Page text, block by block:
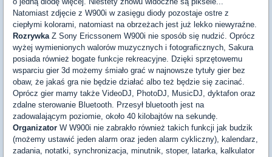
Natomiast zdjęcie z W900i w zasięgu diody pozostaje ostre z
ciepłymi kolorami, natomiast na obrzeżach jest już lekko niewyraźne.
RozrywkaZ Sony Ericssonem W900i nie sposób się nudzić. Oprócz
wyżej wymienionych walorów muzycznych i fotograficznych, Sakura
posiada również bogate funkcje rekreacyjne. Dzięki sprzętowemu
wsparciu gier 3d możemy śmiało grać w najnowsze tytuły gier bez
obaw, że jakaś gra nie będzie działać albo też będzie się zacinać.
Oprócz gier mamy także VideoDJ, PhotoDJ, MusicDJ, dyktafon oraz
zdalne sterowanie Bluetooth. Przesył bluetooth jest na
zadowalającym poziomie, około 40 kilobajtów na sekundę.
Organizator W W900i nie zabrakło również takich funkcji jak budzik
(możemy ustawić jeden alarm oraz jeden alarm cykliczny), kalendarz,
zadania, notatki, synchronizacja, minutnik, stoper, latarka, kalkulator